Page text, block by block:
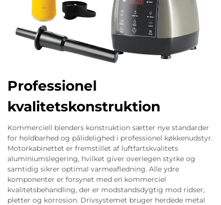
Professionel
kvalitetskonstruktion
Kommerciell blenders konstruktion sætter nye standarder
for holdbarhed og pålidelighed i professionel køkkenudstyr.
Motorkabinettet er fremstillet af luftfartskvalitets
aluminiumslegering, hvilket giver overlegen styrke og
samtidig sikrer optimal varmeafledning. Alle ydre
komponenter er forsynet med en kommerciel
kvalitetsbehandling, der er modstandsdygtig mod ridser,
pletter og korrosion. Drivsystemet bruger herdede metal